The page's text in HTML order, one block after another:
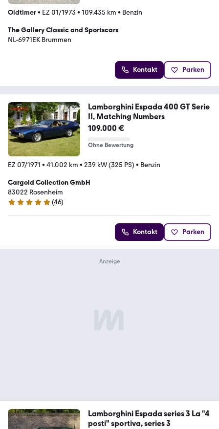
Oldtimer• EZ 01/1973 • 109.435 km • Benzin
The Gallery Classic and Sportscars
NL-6971EK Brummen
Kontakt Parken
Lamborghini Espada 400 GT Serie
II, Matching Numbers
109.000 €
Ohne Bewertung
EZ 07/1971 • 41.002 km • 239 kW (325 PS) • Benzin
Cargold Collection GmbH
83022 Rosenheim
4.9 Sterne
(46)
Kontakt Parken
Lamborghini Espada series 3 La "4
posti" sportiva, series 3